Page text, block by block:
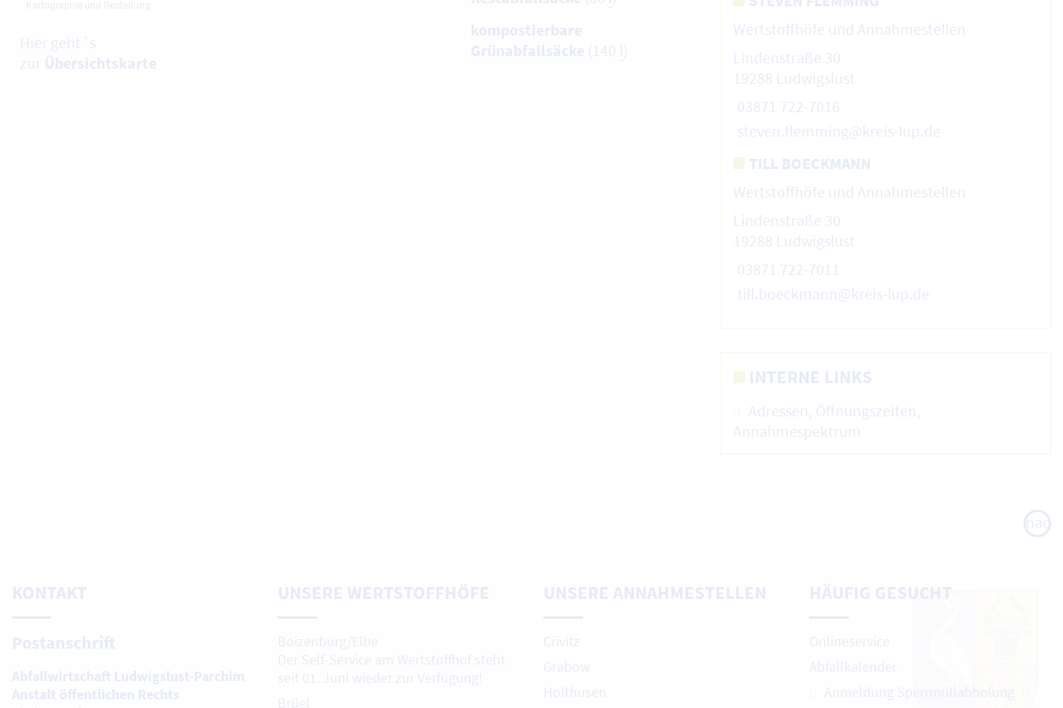
Hier geht´s
zur Übersichtskarte
kompostierbare
Grünabfallsäcke (140 l)
Wertstoffhöfe und Annahmestellen
Lindenstraße 30
19288 Ludwigslust
03871 722-7016
steven.flemming@kreis-lup.de
TILL BOECKMANN
Wertstoffhöfe und Annahmestellen
Lindenstraße 30
19288 Ludwigslust
03871 722-7011
till.boeckmann@kreis-lup.de
INTERNE LINKS
Adressen, Öffnungszeiten,
Annahmespektrum
nach
oben
KONTAKT
Postanschrift
Abfallwirtschaft Ludwigslust-Parchim
Anstalt öffentlichen Rechts
UNSERE WERTSTOFFHÖFE
Boizenburg/Elbe
Der Self-Service am Wertstoffhof steht
seit 01. Juni wieder zur Verfügung!
Brüel
UNSERE ANNAHMESTELLEN
Crivitz
Grabow
Holthusen
HÄUFIG GESUCHT
Onlineservice
Abfallkalender
Anmeldung Sperrmüllabholung